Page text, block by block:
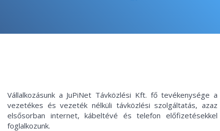
Vállalkozásunk a JuPiNet Távközlési Kft. fő tevékenysége a
vezetékes és vezeték nélküli távközlési szolgáltatás, azaz
elsősorban internet, kábeltévé és telefon előfizetésekkel
foglalkozunk.